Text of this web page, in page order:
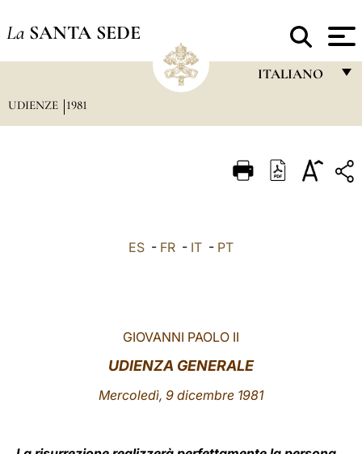
La SANTA SEDE
ITALIANO
ITALIANO
LATINE
UDIENZE 1981
ES - FR - IT - PT
GIOVANNI PAOLO II
UDIENZA GENERALE
Mercoledì, 9 dicembre 1981